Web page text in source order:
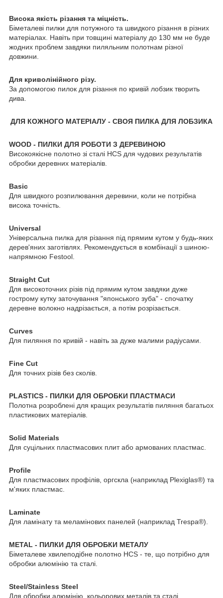
Висока якість різання та міцність.
Біметалеві пилки для потужного та швидкого різання в різних
матеріалах. Навіть при товщині матеріалу до 130 мм не буде
жодних проблем завдяки пиляльним полотнам різної
довжини.
Для криволінійного різу.
За допомогою пилок для різання по кривій лобзик творить
дива.
ДЛЯ КОЖНОГО МАТЕРІАЛУ - СВОЯ ПИЛКА ДЛЯ ЛОБЗИКА
WOOD - ПИЛКИ ДЛЯ РОБОТИ З ДЕРЕВИНОЮ
Високоякісне полотно зі сталі HCS для чудових результатів
обробки деревних матеріалів.
Basic
Для швидкого розпилювання деревини, коли не потрібна
висока точність.
Universal
Універсальна пилка для різання під прямим кутом у будь-яких
дерев'яних заготівлях. Рекомендується в комбінації з шиною-
напрямною Festool.
Straight Cut
Для високоточних різів під прямим кутом завдяки дуже
гострому кутку заточування "японського зуба" - спочатку
деревне волокно надрізається, а потім розрізається.
Curves
Для пиляння по кривій - навіть за дуже малими радіусами.
Fine Cut
Для точних різів без сколів.
PLASTICS - ПИЛКИ ДЛЯ ОБРОБКИ ПЛАСТМАСИ
Полотна розроблені для кращих результатів пиляння багатьох
пластикових матеріалів.
Solid Materials
Для суцільних пластмасових плит або армованих пластмас.
Profile
Для пластмасових профілів, оргскла (наприклад Plexiglas®) та
м'яких пластмас.
Laminate
Для ламінату та меламінових панелей (наприклад Trespa®).
METAL - ПИЛКИ ДЛЯ ОБРОБКИ МЕТАЛУ
Біметалеве хвилеподібне полотно HCS - те, що потрібно для
обробки алюмінію та сталі.
Steel/Stainless Steel
Для обробки алюмінію, кольорових металів та сталі.